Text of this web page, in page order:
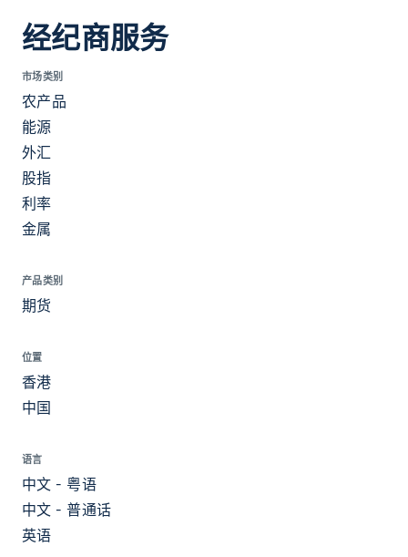
经纪商服务
市场类别
农产品
能源
外汇
股指
利率
金属
产品类别
期货
位置
香港
中国
语言
中文 - 粤语
中文 - 普通话
英语